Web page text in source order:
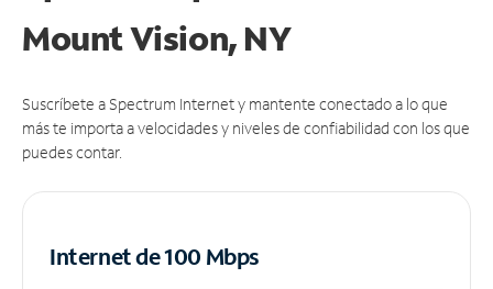
Mount Vision, NY
Suscríbete a Spectrum Internet y mantente conectado a lo que
más te importa a velocidades y niveles de confiabilidad con los que
puedes contar.
Internet de 100 Mbps